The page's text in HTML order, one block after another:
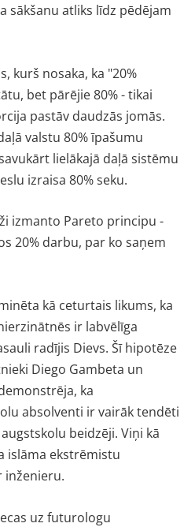
sākšanu atliks līdz pēdējam
kurš nosaka, ka "20%
bet pārējie 80% - tikai
pastāv daudzās jomās.
valstu 80% īpašumu
lielākajā daļā sistēmu
izraisa 80% seku.
izmanto Pareto principu -
20% darbu, par ko saņem
kā ceturtais likums, ka
ir labvēlīga
radījis Dievs. Šī hipotēze
Diego Gambeta un
ka
absolventi ir vairāk tendēti
beidzēji. Viņi kā
islāma ekstrēmistu
inženieru.
uz futurologu